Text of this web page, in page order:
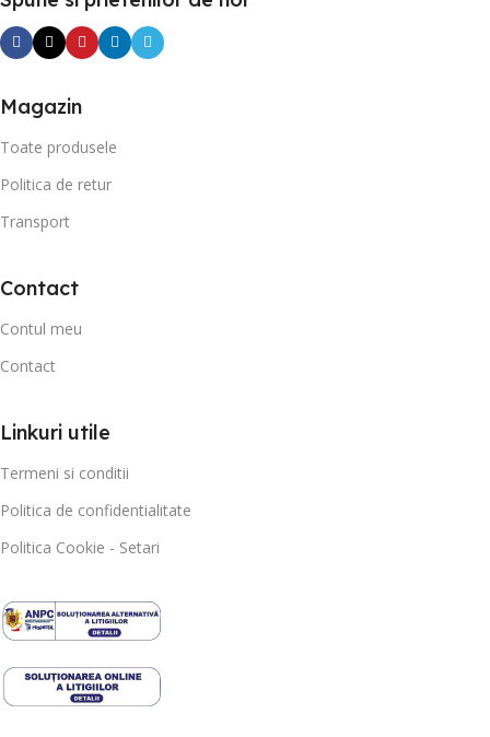
Magazin
Toate produsele
Politica de retur
Transport
Contact
Contul meu
Contact
Linkuri utile
Termeni si conditii
Politica de confidentialitate
Politica Cookie - Setari